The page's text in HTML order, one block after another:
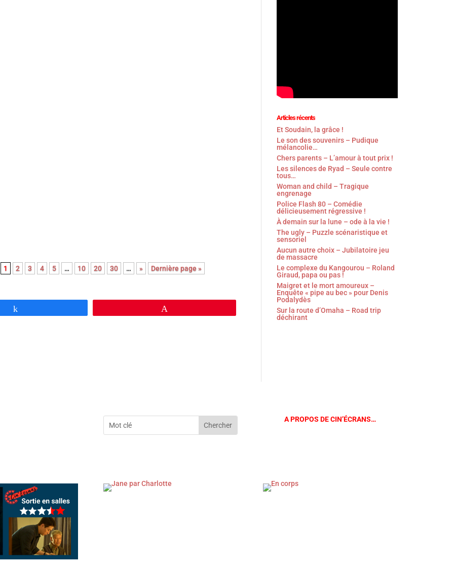
1 2 3 4 5 … 10 20 30 … » Dernière page »
Articles récents
Et Soudain, la grâce !
Le son des souvenirs – Pudique
mélancolie…
Chers parents – L’amour à tout prix !
Les silences de Ryad – Seule contre
tous…
Woman and child – Tragique
engrenage
Police Flash 80 – Comédie
délicieusement régressive !
À demain sur la lune – ode à la vie !
The ugly – Puzzle scénaristique et
sensoriel
Aucun autre choix – Jubilatoire jeu
de massacre
Le complexe du Kangourou – Roland
Giraud, papa ou pas !
Maigret et le mort amoureux –
Enquête « pipe au bec » pour Denis
Podalydès
Sur la route d’Omaha – Road trip
déchirant
A PROPOS DE CIN’ÉCRANS…